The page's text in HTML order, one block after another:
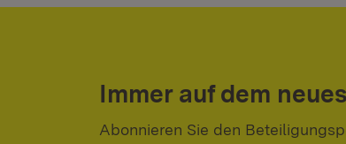
Immer auf dem
Abonnieren Sie den